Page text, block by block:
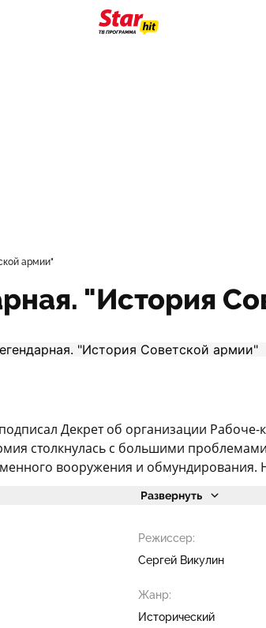
армии"
"История
Декрет об организации
столкнулась с большими
вооружения и
Развернуть
Режиссер:
Сергей Викулин
Жанр:
Исторический